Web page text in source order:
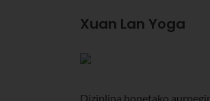
Xuan Lan Yoga
Diziplina honetako